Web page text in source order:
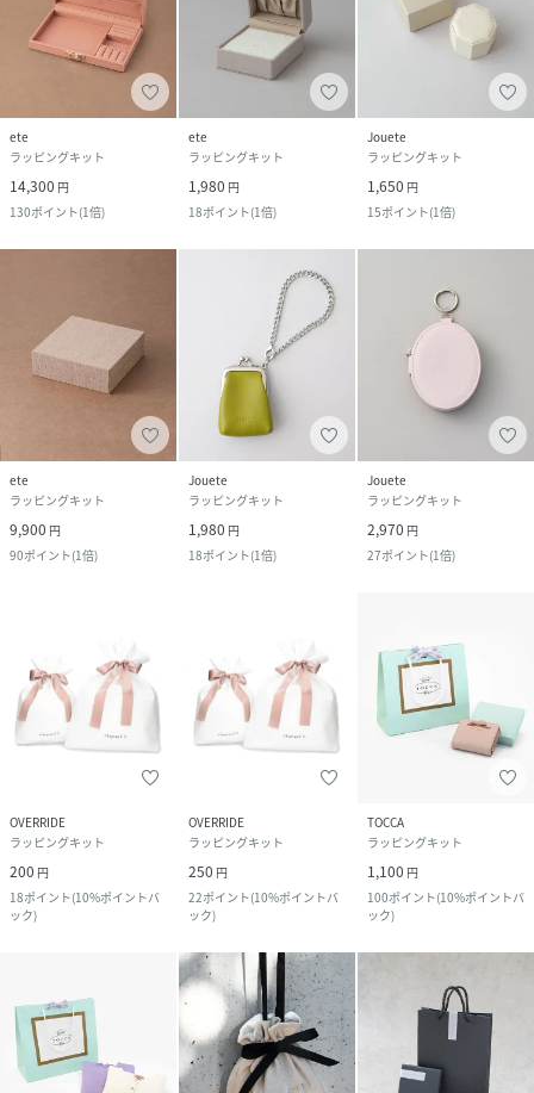
ete
ラッピングキット
14,300 円
130ポイント(1倍)
ete
ラッピングキット
1,980 円
18ポイント(1倍)
Jouete
ラッピングキット
1,650 円
15ポイント(1倍)
ete
ラッピングキット
9,900 円
90ポイント(1倍)
Jouete
ラッピングキット
1,980 円
18ポイント(1倍)
Jouete
ラッピングキット
2,970 円
27ポイント(1倍)
OVERRIDE
ラッピングキット
200 円
18ポイント(10%ポイントバ
ック)
OVERRIDE
ラッピングキット
250 円
22ポイント(10%ポイントバ
ック)
TOCCA
ラッピングキット
1,100 円
100ポイント(10%ポイントバ
ック)